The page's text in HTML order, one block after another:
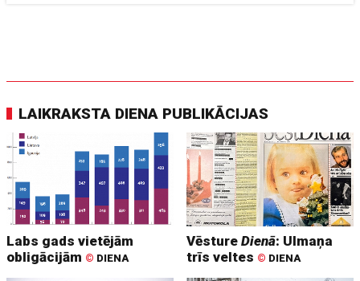
LAIKRAKSTA DIENA PUBLIKĀCIJAS
Labs gads vietējām
obligācijām © DIENA
VēstureDienā: Ulmaņa
trīs veltes © DIENA